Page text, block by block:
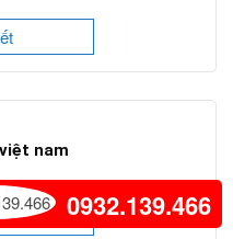
nam
0932.139.466